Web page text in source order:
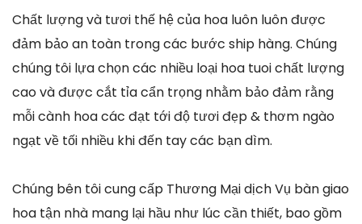
Chất lượng và tươi thế hệ của hoa luôn luôn được
đảm bảo an toàn trong các bước ship hàng. Chúng
chúng tôi lựa chọn các nhiều loại hoa tuoi chất lượng
cao và được cắt tỉa cẩn trọng nhằm bảo đảm rằng
mỗi cành hoa các đạt tới độ tươi đẹp & thơm ngào
ngạt về tối nhiều khi đến tay các bạn dìm.
Chúng bên tôi cung cấp Thương Mại dịch Vụ bàn giao
hoa tận nhà mang lại hầu như lúc cần thiết, bao gồm